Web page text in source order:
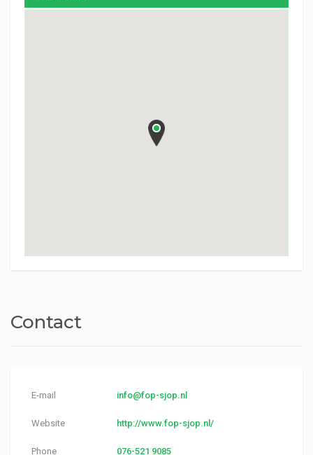
Contact
E-mail info@fop-sjop.nl
Website http://www.fop-sjop.nl/
Phone 076-521 9085